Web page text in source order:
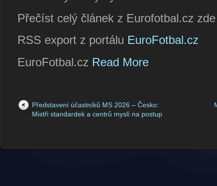
Přečíst celý článek z Eurofotbal.cz
RSS export z portálu EuroFotbal.cz
EuroFotbal.cz Read More
Představení účastníků MS 2026 – Česko:
Mistři standardek a centrů myslí na postup